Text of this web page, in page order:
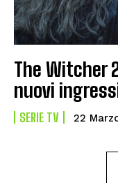
The Witcher
nuovi
SERIE TV 22